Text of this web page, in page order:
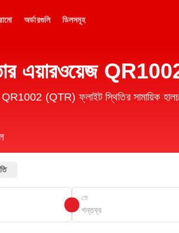
অর্ডারগুলি ডিলসমূহ
এয়ারওয়েজ
QR1002 (QTR) ফ্লাইট স্থিতির সামায়িক
তে